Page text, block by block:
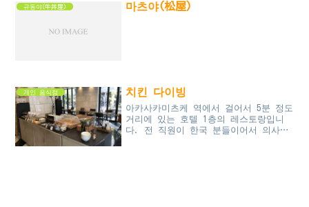
규동야(牛丼屋) 마츠야(松屋)
개인 음식점 치킨 다이빙
아카사카미츠케 역에서 걸어서 5분 정도
거리에 있는 호텔 1층의 레스토랑입니
다. 전 직원이 한국 분들이어서 의사소